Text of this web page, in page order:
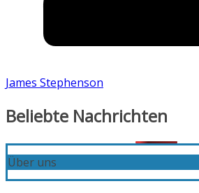
James Stephenson
Beliebte Nachrichten
Über uns